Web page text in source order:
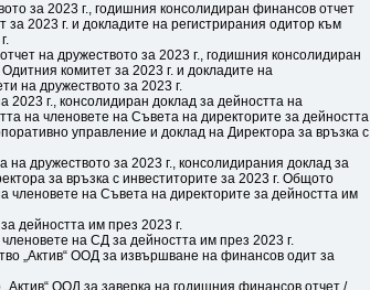
за 2023 г., годишния консолидиран финансов отчет
2023 г. и докладите на регистрирания одитор към
на дружеството за 2023 г., годишния консолидиран
комитет за 2023 г. и докладите на
на дружеството за 2023 г.
г., консолидиран доклад за дейността на
на членовете на Съвета на директорите за дейността
управление и доклад на Директора за връзка с
дружеството за 2023 г., консолидирания доклад за
за връзка с инвеститорите за 2023 г. Общото
на Съвета на директорите за дейността им
дейността им през 2023 г.
на СД за дейността им през 2023 г.
„Актив“ ООД за извършване на финансов одит за
ООД за заверка на годишния финансов отчет /